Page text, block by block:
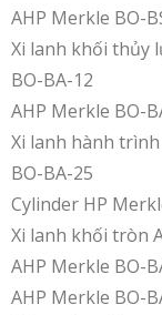
AHP Merkle BO-
Xi lanh khối thủy
BO-BA-12
AHP Merkle BO-
Xi lanh hành
BO-BA-25
Cylinder HP
Xi lanh khối tròn
AHP Merkle BO-
AHP Merkle BO-